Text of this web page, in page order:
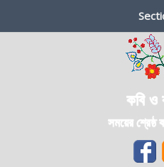
কবি ও
সময়ের